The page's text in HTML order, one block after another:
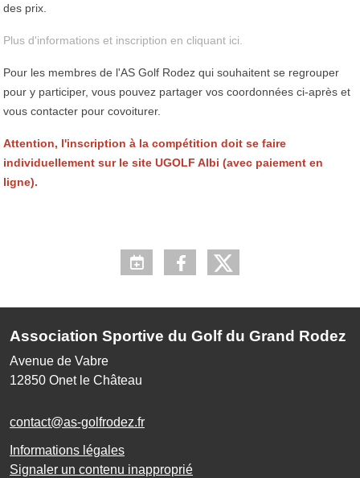
des prix.
Plus d'informations et inscription en cliquant ici.
Pour les membres de l'AS Golf Rodez qui souhaitent se regrouper
pour y participer, vous pouvez partager vos coordonnées ci-après et
vous contacter pour covoiturer.
Attention, l'inscription à la compétition doit se faire
individuellement sur le site UGOLF Albi (avec paiement en
ligne).
Association Sportive du Golf du Grand Rodez
Avenue de Vabre
12850 Onet le Château
contact@as-golfrodez.fr
Informations légales
Signaler un contenu inapproprié